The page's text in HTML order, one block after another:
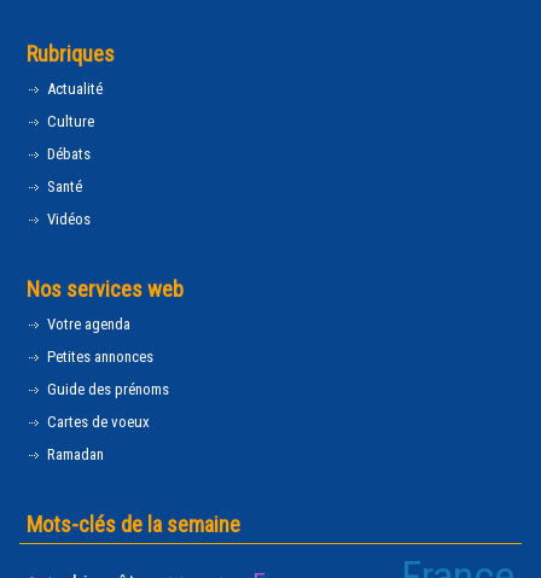
Rubriques
Actualité
Culture
Débats
Santé
Vidéos
Nos services web
Votre agenda
Petites annonces
Guide des prénoms
Cartes de voeux
Ramadan
Mots-clés de la semaine